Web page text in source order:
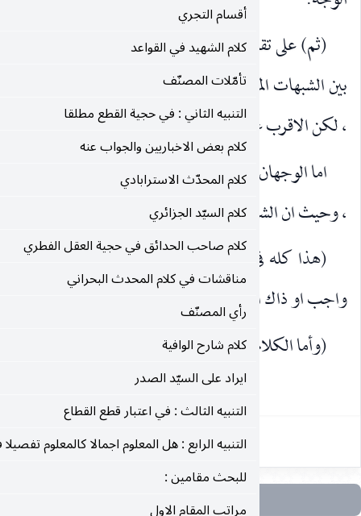
أقسام التجري
كلام الشهيد في القواعد
تأمّلات المصنّف
التنبيه الثاني : في حجية القطع مطلقا
كلام بعض الاخباريين والجواب عنه
كلام المحدّث الاسترابادي
كلام السيّد الجزائري
كلام صاحب الحدائق في حجية العقل الفطري
مناقشات في كلام المحدث البحراني
رأي المصنّف
كلام شارح الوافية
ايراد على السيّد الصدر
التنبيه الثالث : في اعتبار قطع القطاع
التنبيه الرابع : هل المعلوم اجمالا كالمعلوم تفصيلا في الاعتبار؟
للبحث مقامين :
مراتب المقام الاول
عدم الدليل على الوجه الاول ف (الثالث) وهو التفصيل
، فيجوز المخالفة ، والشبهات الحكمية ، فلا يجوز
: الموافقة القطعية ثم الاحتمالية.
من التفصيلين ، فلا دليل عليهما : لا شرعا ولا عقلا
على التوضيح ، فلا داعي لتفصيل الكلام.
الحكم من حيث الفعل المكلّف به) وانه هل هذا
هذا حرام او ذاك او هذا واجب او ذاك حرام؟.
في اشتباهه) اي الحكم (من حيث الشخص المكلّف بذلك
٣٣٣